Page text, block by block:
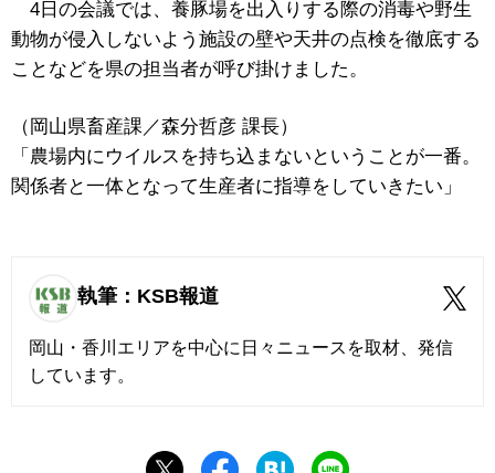
4日の会議では、養豚場を出入りする際の消毒や野生
動物が侵入しないよう施設の壁や天井の点検を徹底する
ことなどを県の担当者が呼び掛けました。
（岡山県畜産課／森分哲彦 課長）
「農場内にウイルスを持ち込まないということが一番。
関係者と一体となって生産者に指導をしていきたい」
執筆：KSB報道
岡山・香川エリアを中心に日々ニュースを取材、発信
しています。